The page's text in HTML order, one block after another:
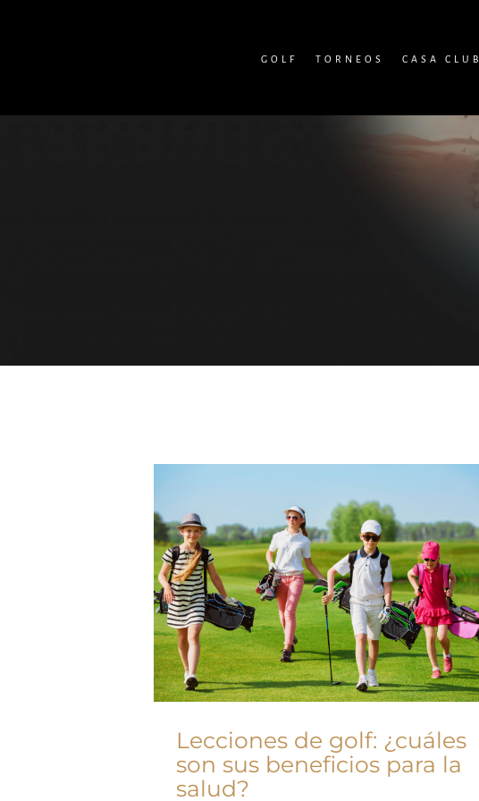
GOLF TORNEOS CASA CLUB
Lecciones de golf: ¿cuáles
son sus beneficios para la
salud?